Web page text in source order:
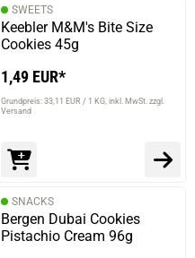
SWEETS
Keebler M&M's Bite Size
Cookies 45g
1,49 EUR*
Grundpreis: 33,11 EUR / 1 KG inkl. MwSt. zzgl.
Versand
SNACKS
Bergen Dubai Cookies
Pistachio Cream 96g